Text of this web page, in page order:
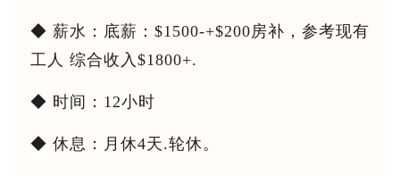
◆ 薪水：底薪：$1500-+$200房补，参考现有
工人 综合收入$1800+.
◆ 时间：12小时
◆ 休息：月休4天.轮休。